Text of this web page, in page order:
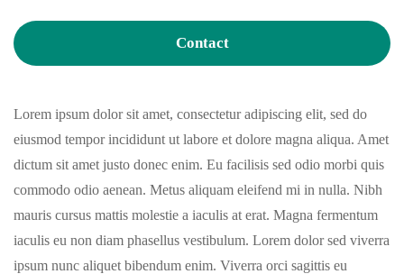
Contact
Lorem ipsum dolor sit amet, consectetur adipiscing elit, sed do
eiusmod tempor incididunt ut labore et dolore magna aliqua. Amet
dictum sit amet justo donec enim. Eu facilisis sed odio morbi quis
commodo odio aenean. Metus aliquam eleifend mi in nulla. Nibh
mauris cursus mattis molestie a iaculis at erat. Magna fermentum
iaculis eu non diam phasellus vestibulum. Lorem dolor sed viverra
ipsum nunc aliquet bibendum enim. Viverra orci sagittis eu